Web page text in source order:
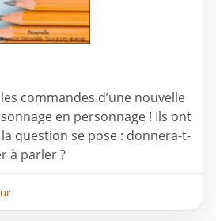
commandes d’une nouvelle
en personnage ! Ils ont
question se pose : donnera-t-
à parler ?